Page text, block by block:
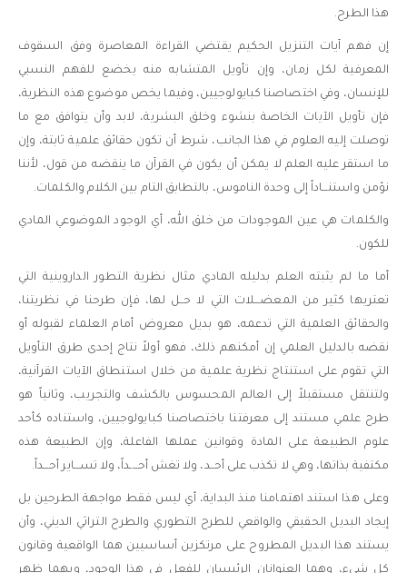
هذا الطرح.
إن فهم آيات التنزيل الحكيم يقتضي القراءة المعاصرة وفق السقوف
المعرفية لكل زمان، وإن تأويل المتشابه منه يخضع للفهم النسبي
للإنسان، وفي اختصاصنا كبايولوجيين، وفيما يخص موضوع هذه النظرية،
فإن تأويل الآيات الخاصة بنشوء وخلق البشرية، لابد وأن يتوافق مع ما
توصلت إليه العلوم في هذا الجانب، شرط أن تكون حقائق علمية ثابتة، وإن
ما استقر عليه العلم لا يمكن أن يكون في القرآن ما ينقضه من قول، لأننا
نؤمن واستنـــاداً إلى وحدة الناموس، بالتطابق التام بين الكلام والكلمات.
والكلمات هي عين الموجودات من خلق الله، أي الوجود الموضوعي المادي
للكون.
أما ما لم يثبته العلم بدليله المادي مثال نظرية التطور الداروينية التي
تعتريها كثير من المعضـــلات التي لا حــل لها، فإن طرحنا في نظريتنا،
والحقائق العلمية التي تدعمه، هو بديل معروض أمام العلماء لقبوله أو
نقضه بالدليل العلمي إن أمكنهم ذلك، فهو أولاً نتاج إحدى طرق التأويل
التي تقوم على استنتاج نظرية علمية من خلال استنطاق الآيات القرآنية،
ولتنتقل مستقبلاً إلى العالم المحسوس بالكشف والتجريب، وثانياً هو
طرح علمي مستند إلى معرفتنا باختصاصنا كبايولوجيين، واستناده كأحد
علوم الطبيعة على المادة وقوانين عملها الفاعلة، وإن الطبيعة هذه
مكتفية بذاتها، وهي لا تكذب على أحــد، ولا تغش أحــــداً، ولا تســـاير أحـــداً.
وعلى هذا استند اهتمامنا منذ البداية، أي ليس فقط مواجهة الطرحين بل
إيجاد البديل الحقيقي والواقعي للطرح التطوري والطرح التراثي الديني، وأن
يستند هذا البديل المطروح على مرتكزين أساسيين هما الواقعية وقانون
كل شيء، وهما العنوانان الرئيسان للفعل في هذا الوجود، وبهما ظهر